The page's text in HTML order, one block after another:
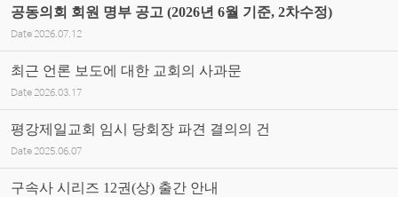
공동의회 회원 명부 공고 (2026년 6월 기준, 2차수정)
Date 2026.07.12
최근 언론 보도에 대한 교회의 사과문
Date 2026.03.17
평강제일교회 임시 당회장 파견 결의의 건
Date 2025.06.07
구속사 시리즈 12권(상) 출간 안내